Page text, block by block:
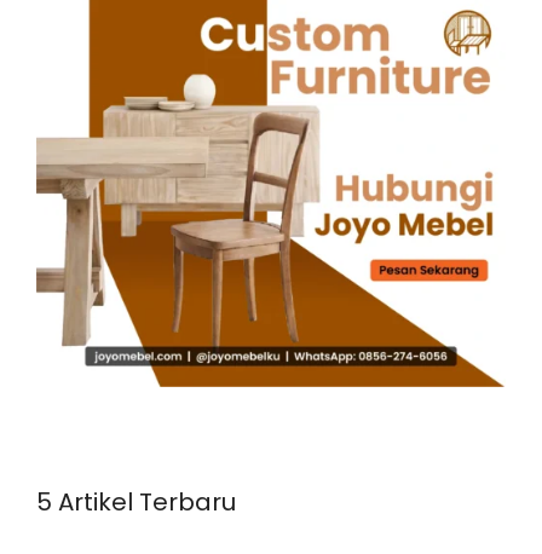
5 Artikel Terbaru